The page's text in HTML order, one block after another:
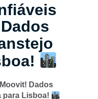
Dados
para Lisboa!